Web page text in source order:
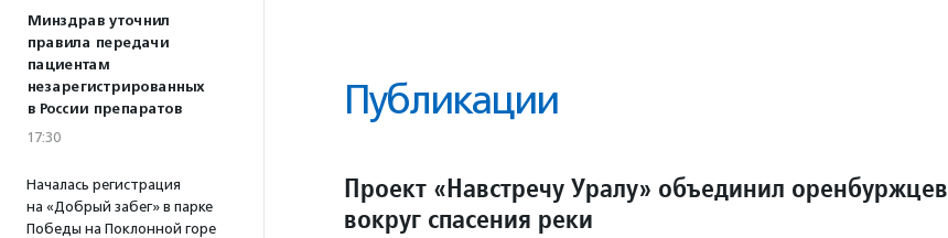
Минздрав уточнил
правила передачи
пациентам
незарегистрированных
в России препаратов
17:30
Началась регистрация
на «Добрый забег» в парке
Победы на Поклонной горе
Публикации
Проект «Навстречу Уралу» объединил оренбуржцев
вокруг спасения реки